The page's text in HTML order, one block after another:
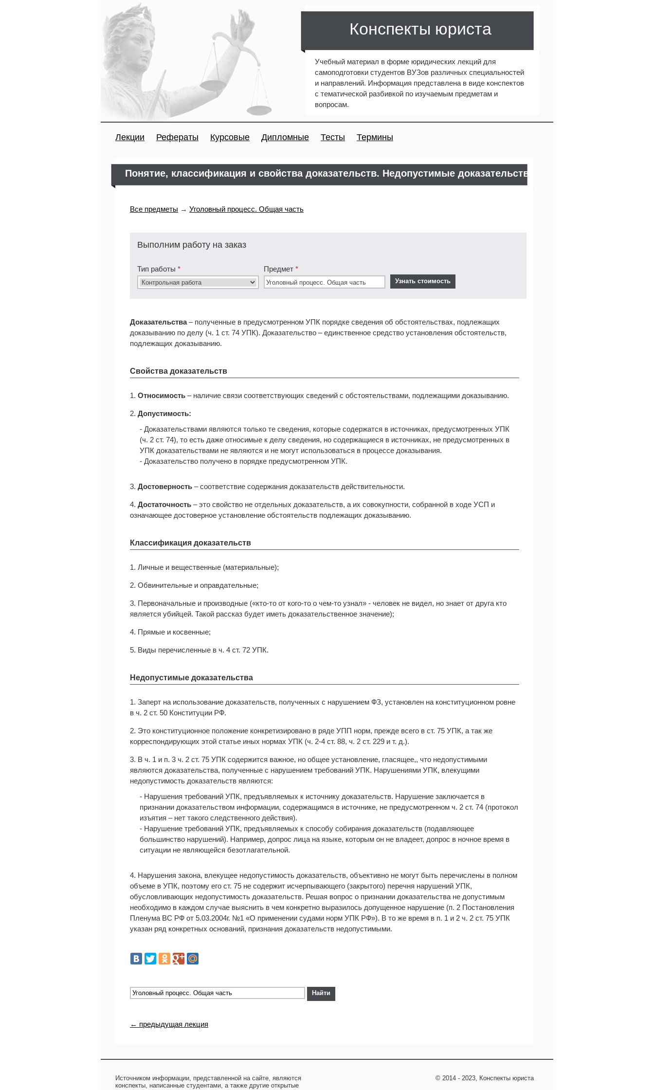
Конспекты юриста
Учебный материал в форме юридических лекций для
самоподготовки студентов ВУЗов различных специальностей
и направлений. Информация представлена в виде конспектов
с тематической разбивкой по изучаемым предметам и
вопросам.
Лекции Рефераты Курсовые Дипломные Тесты Термины
Понятие, классификация и свойства доказательств. Недопустимые доказательства
Все предметы → Уголовный процесс. Общая часть
Выполним работу на заказ
Тип работы * Предмет *
Доказательства– полученные в предусмотренном УПК порядке сведения об обстоятельствах, подлежащих
доказыванию по делу (ч. 1 ст. 74 УПК). Доказательство – единственное средство установления обстоятельств,
подлежащих доказыванию.
Свойства доказательств
1. Относимость – наличие связи соответствующих сведений с обстоятельствами, подлежащими доказыванию.
2. Допустимость:
- Доказательствами являются только те сведения, которые содержатся в источниках, предусмотренных УПК
(ч. 2 ст. 74), то есть даже относимые к делу сведения, но содержащиеся в источниках, не предусмотренных в
УПК доказательствами не являются и не могут использоваться в процессе доказывания.
- Доказательство получено в порядке предусмотренном УПК.
3. Достоверность – соответствие содержания доказательств действительности.
4. Достаточность – это свойство не отдельных доказательств, а их совокупности, собранной в ходе УСП и
означающее достоверное установление обстоятельств подлежащих доказыванию.
Классификация доказательств
1. Личные и вещественные (материальные);
2. Обвинительные и оправдательные;
3. Первоначальные и производные («кто-то от кого-то о чем-то узнал» - человек не видел, но знает от друга кто
является убийцей. Такой рассказ будет иметь доказательственное значение);
4. Прямые и косвенные;
5. Виды перечисленные в ч. 4 ст. 72 УПК.
Недопустимые доказательства
1. Заперт на использование доказательств, полученных с нарушением ФЗ, установлен на конституционном ровне
в ч. 2 ст. 50 Конституции РФ.
2. Это конституционное положение конкретизировано в ряде УПП норм, прежде всего в ст. 75 УПК, а так же
корреспондирующих этой статье иных нормах УПК (ч. 2-4 ст. 88, ч. 2 ст. 229 и т. д.).
3. В ч. 1 и п. 3 ч. 2 ст. 75 УПК содержится важное, но общее установление, гласящее,, что недопустимыми
являются доказательства, полученные с нарушением требований УПК. Нарушениями УПК, влекущими
недопустимость доказательств являются:
- Нарушения требований УПК, предъявляемых к источнику доказательств. Нарушение заключается в
признании доказательством информации, содержащимся в источнике, не предусмотренном ч. 2 ст. 74 (протокол
изъятия – нет такого следственного действия).
- Нарушение требований УПК, предъявляемых к способу собирания доказательств (подавляющее
большинство нарушений). Например, допрос лица на языке, которым он не владеет, допрос в ночное время в
ситуации не являющейся безотлагательной.
4. Нарушения закона, влекущее недопустимость доказательств, объективно не могут быть перечислены в полном
объеме в УПК, поэтому его ст. 75 не содержит исчерпывающего (закрытого) перечня нарушений УПК,
обусловливающих недопустимость доказательств. Решая вопрос о признании доказательства не допустимым
необходимо в каждом случае выяснить в чем конкретно выразилось допущенное нарушение (п. 2 Постановления
Пленума ВС РФ от 5.03.2004г. №1 «О применении судами норм УПК РФ»). В то же время в п. 1 и 2 ч. 2 ст. 75 УПК
указан ряд конкретных оснований, признания доказательств недопустимыми.
← предыдущая лекция
Источником информации, представленной на сайте, являются
конспекты, написанные студентами, а также другие открытые
© 2014 - 2023, Конспекты юриста